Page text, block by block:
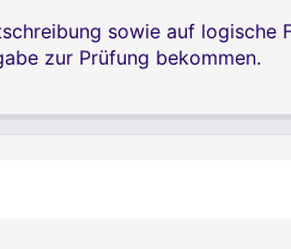
sowie auf logische
zur Prüfung bekommen.